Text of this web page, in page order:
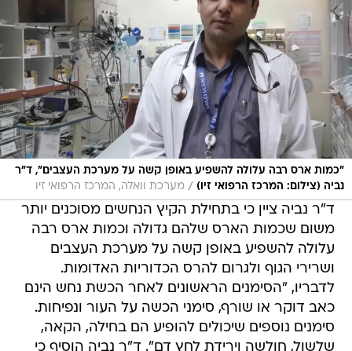
"כמות ארס רבה עלולה להשפיע באופן קשה על מערכת העצבים", ד"ר
נביה (צילום: המרכז הרפואי זיו) / מערכת וואלה, המרכז הרפואי זיו
ד"ר נביה ציין כי בתחילת הקיץ הנחשים מסוכנים יותר
משום שכמות הארס שלהם גדולה וכמות ארס רבה
עלולה להשפיע באופן קשה על מערכת העצבים
ושרירי הגוף ולגרום להרס הכדוריות האדומות.
לדבריו, "הסימנים הראשונים לאחר הכשת נחש הינם
כאב דוקר או שורף, סימני הכשה על העור ונפיחות.
סימנים נוספים שיכולים להופיע הם בחילה, הקאה,
שלשול, חולשה וירידת לחץ דם". ד"ר נביה הוסיף כי